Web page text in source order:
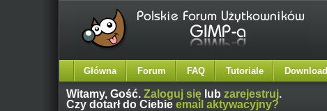
Główna Forum FAQ Tutoriale Download
Witamy,Gość.Zaloguj się lubzarejestruj.
Czy dotarł do Ciebieemail aktywacyjny?